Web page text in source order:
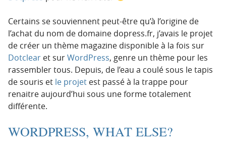
Certains se souviennent peut-être qu’à l’origine de
l’achat du nom de domaine dopress.fr, j’avais le projet
de créer un thème magazine disponible à la fois sur
Dotclear et surWordPress, genre un thème pour les
rassembler tous. Depuis, de l’eau a coulé sous le tapis
de souris et le projet est passé à la trappe pour
renaitre aujourd’hui sous une forme totalement
différente.
WORDPRESS, WHAT ELSE?